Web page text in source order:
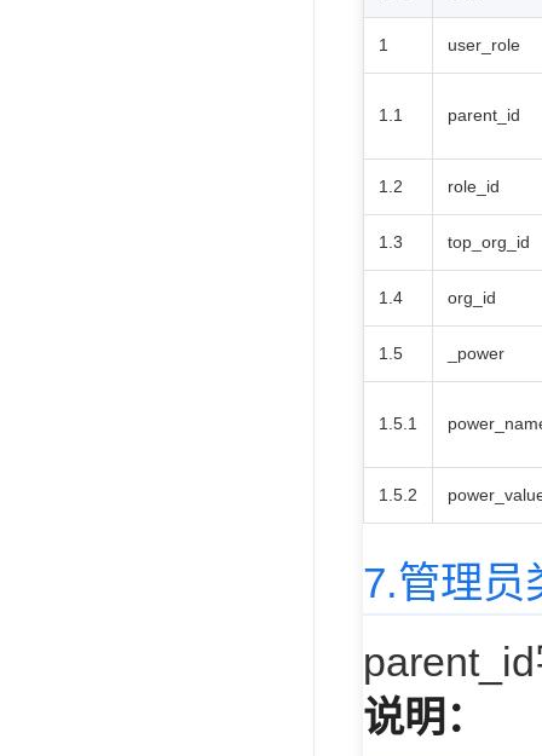
1 user_role
1.1 parent_id
1.2 role_id
1.3 top_org_id
1.4 org_id
1.5 _power
1.5.1
1.5.2
7.管理员
说明：